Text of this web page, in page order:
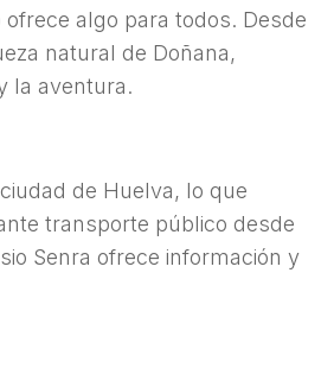
algo para todos. Desde
natural de Doñana,
la aventura.
de Huelva, lo que
transporte público desde
Senra ofrece información y